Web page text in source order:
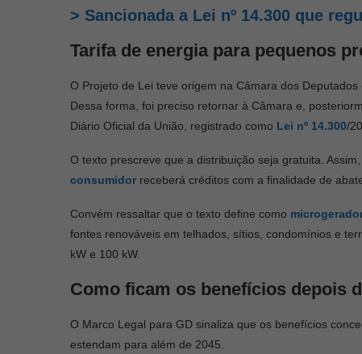
> Sancionada a Lei nº 14.300 que
Tarifa de energia para pequenos
O Projeto de Lei teve origem na Câmara dos
Dessa forma, foi preciso retornar à Câmara e,
Diário Oficial da União, registrado como Lei nº 14.300/
O texto prescreve que a distribuição seja gratuita.
consumidor receberá créditos com a finalidade de
Convém ressaltar que o texto define como
fontes renováveis em telhados, sítios, condomínios e
kW e 100 kW.
Como ficam os benefícios depois
O Marco Legal para GD sinaliza que os benefícios
estendam para além de 2045.